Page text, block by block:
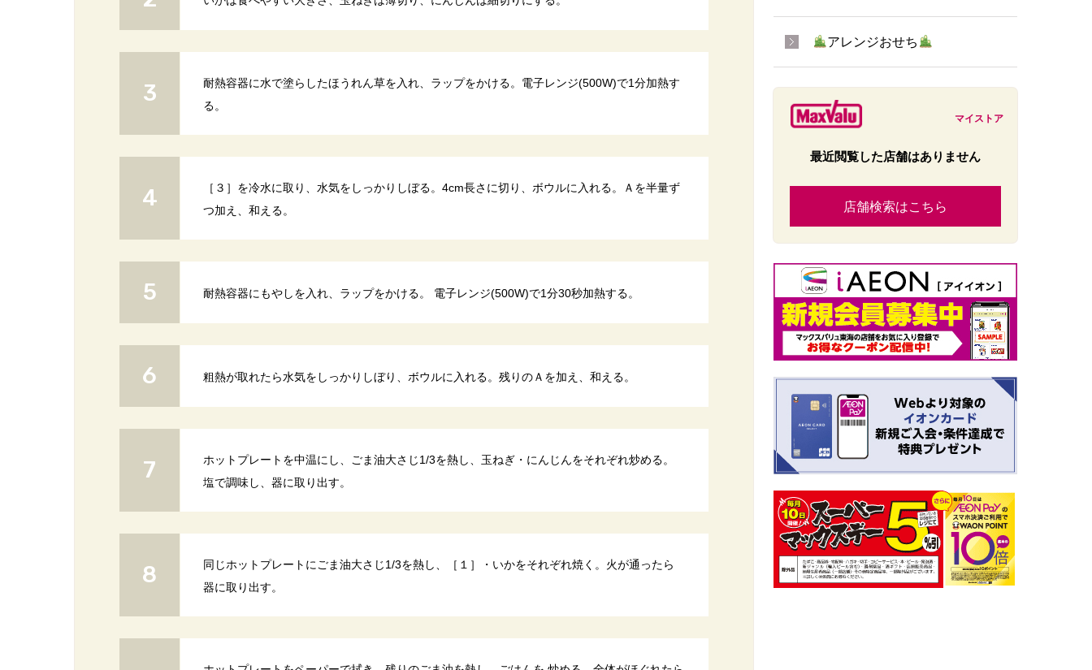
耐熱容器に水で塗らしたほうれん草を入れ、ラップをかける。電子レンジ(500W)で1分加熱す
る。
［３］を冷水に取り、水気をしっかりしぼる。4cm長さに切り、ボウルに入れる。Ａを半量ず
つ加え、和える。
耐熱容器にもやしを入れ、ラップをかける。 電子レンジ(500W)で1分30秒加熱する。
粗熱が取れたら水気をしっかりしぼり、ボウルに入れる。残りのＡを加え、和える。
ホットプレートを中温にし、ごま油大さじ1/3を熱し、玉ねぎ・にんじんをそれぞれ炒める。
塩で調味し、器に取り出す。
同じホットプレートにごま油大さじ1/3を熱し、［１］・いかをそれぞれ焼く。火が通ったら
器に取り出す。
アレンジおせち
マイストア
最近閲覧した店舗はありません
店舗検索はこちら